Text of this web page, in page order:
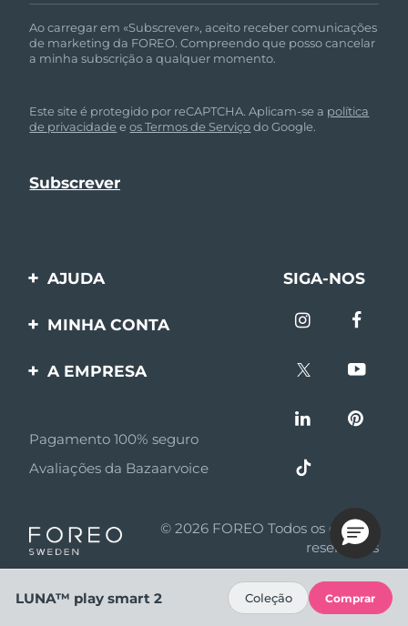
Ao carregar em «Subscrever», aceito receber comunicações
de marketing da FOREO. Compreendo que posso cancelar
a minha subscrição a qualquer momento.
Este site é protegido por reCAPTCHA. Aplicam-se a política
de privacidade eos Termos de Serviçodo Google.
AJUDA
Entre em contato
SIGA-NOS
MINHA CONTA
Registro de produto
A EMPRESA
Afiliados
Notícias de afiliados
Parceiro minoritário
Pagamento 100% seguro
Avaliações da Bazaarvoice
© 2026 FOREO Todos os direitos
reservados
LUNA™ play smart 2 Coleção Comprar